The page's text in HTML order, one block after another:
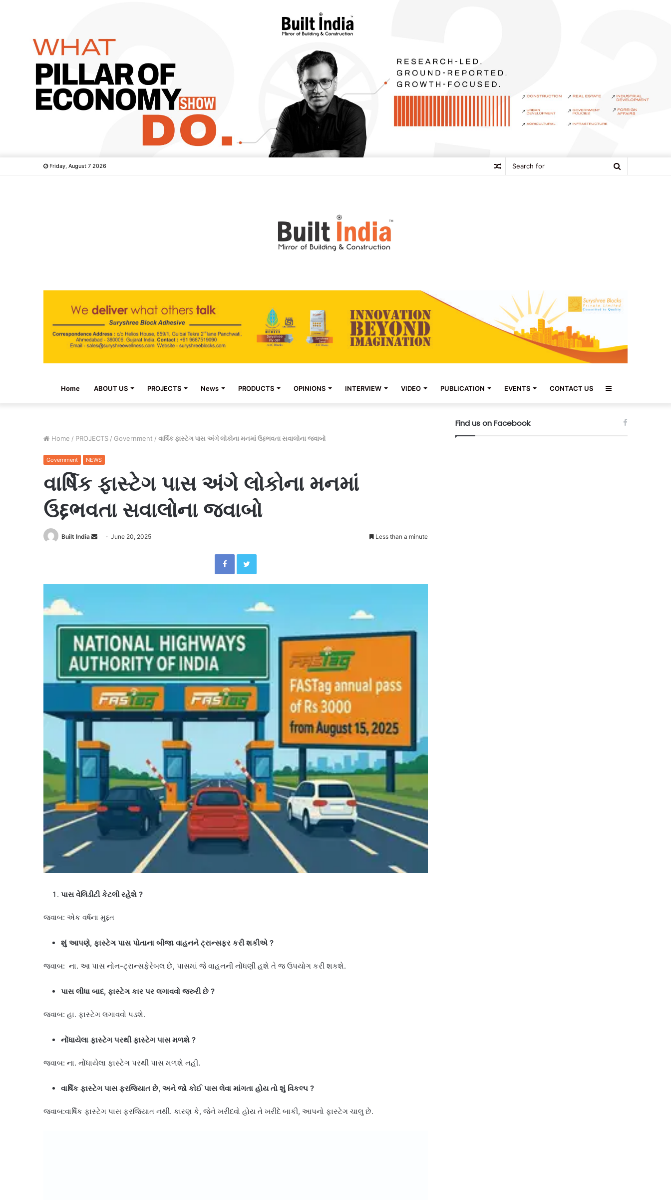
Friday, August 7 2026 Random
Home ABOUT US PROJECTS News PRODUCTS OPINIONS INTERVIEW VIDEO PUBLICATION EVENTS CONTACT US Sidebar
Home / PROJECTS / Government / વાર્ષિક ફાસ્ટેગ પાસ અંગે લોકોના મનમાં ઉદ્દભવતા સવાલોના જવાબો
Government NEWS
વાર્ષિક ફાસ્ટેગ પાસ અંગે લોકોના મનમાં
ઉદ્દભવતા સવાલોના જવાબો
Built India
SendJune 20, 2025 Less than a minute
FacebookTwitter
પાસ વેલિડીટી કેટલી રહેશે ?
જવાબ: એક વર્ષના મુદ્દત
શું આપણે, ફાસ્ટેગ પાસ પોતાના બીજા વાહનને ટ્રાન્સફર કરી શકીએ ?
જવાબ: ના. આ પાસ નોન-ટ્રાન્સફેરેબલ છે, પાસમાં જે વાહનની નોંધણી હશે તે જ ઉપયોગ કરી શકશે.
પાસ લીધા બાદ, ફાસ્ટેગ કાર પર લગાવવો જરુરી છે ?
જવાબ: હા. ફાસ્ટેગ લગાવવો પડશે.
નોંધાયેલા ફાસ્ટેગ પરથી ફાસ્ટેગ પાસ મળશે ?
જવાબ: ના. નોંધાયેલા ફાસ્ટેગ પરથી પાસ મળશે નહી.
વાર્ષિક ફાસ્ટેગ પાસ ફરજિયાત છે, અને જો કોઈ પાસ લેવા માંગતા હોય તો શું વિકલ્પ ?
જવાબ:વાર્ષિક ફાસ્ટેગ પાસ ફરજિયાત નથી. કારણ કે, જેને ખરીદવો હોય તે ખરીદે બાકી, આપનો ફાસ્ટેગ ચાલુ છે.
Find us on Facebook